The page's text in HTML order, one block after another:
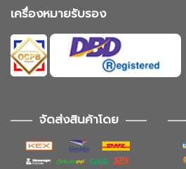
เครื่องหมายรับรอง
จัดส่งสินค้าโดย